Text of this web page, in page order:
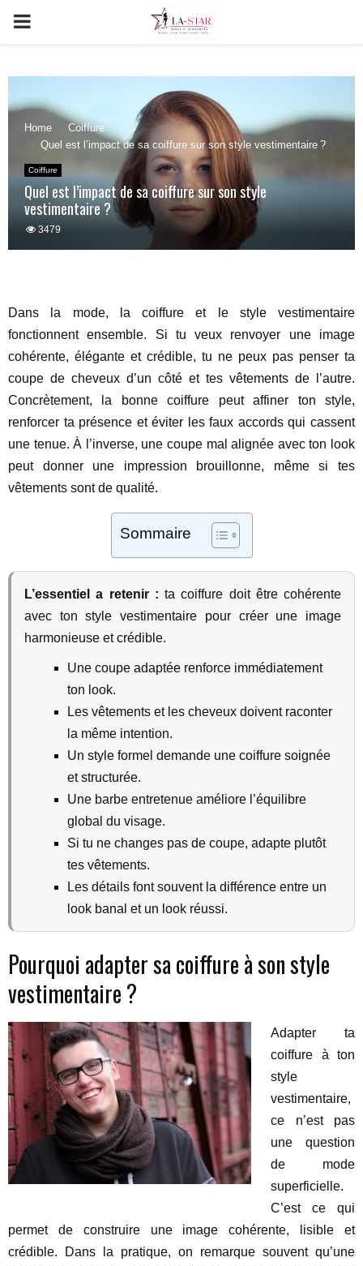
PRIMARY
Home
Coiffure
Quel est l’impact de sa coiffure sur son style vestimentaire ?
Coiffure
Quel est l’impact de sa coiffure sur son style
vestimentaire ?
3479
Dans la mode, la coiffure et le style vestimentaire
fonctionnent ensemble. Si tu veux renvoyer une image
cohérente, élégante et crédible, tu ne peux pas penser ta
coupe de cheveux d’un côté et tes vêtements de l’autre.
Concrètement, la bonne coiffure peut affiner ton style,
renforcer ta présence et éviter les faux accords qui cassent
une tenue. À l’inverse, une coupe mal alignée avec ton look
peut donner une impression brouillonne, même si tes
vêtements sont de qualité.
Sommaire
L’essentiel a retenir : ta coiffure doit être cohérente
avec ton style vestimentaire pour créer une image
harmonieuse et crédible.
Une coupe adaptée renforce immédiatement
ton look.
Les vêtements et les cheveux doivent raconter
la même intention.
Un style formel demande une coiffure soignée
et structurée.
Une barbe entretenue améliore l’équilibre
global du visage.
Si tu ne changes pas de coupe, adapte plutôt
tes vêtements.
Les détails font souvent la différence entre un
look banal et un look réussi.
Pourquoi adapter sa coiffure à son style
vestimentaire ?
Adapter ta
coiffure à ton
style
vestimentaire,
ce n’est pas
une question
de mode
superficielle.
C’est ce qui
permet de construire une image cohérente, lisible et
crédible. Dans la pratique, on remarque souvent qu’une